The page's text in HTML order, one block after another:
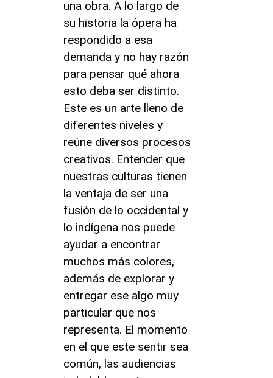
una obra. A lo largo de
su historia la ópera ha
respondido a esa
demanda y no hay razón
para pensar qué ahora
esto deba ser distinto.
Este es un arte lleno de
diferentes niveles y
reúne diversos procesos
creativos. Entender que
nuestras culturas tienen
la ventaja de ser una
fusión de lo occidental y
lo indígena nos puede
ayudar a encontrar
muchos más colores,
además de explorar y
entregar ese algo muy
particular que nos
representa. El momento
en el que este sentir sea
común, las audiencias